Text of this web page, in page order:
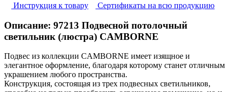
Инструкция к товару
Сертификаты на всю продукцию
Описание: 97213 Подвесной потолочный
светильник (люстра) CAMBORNE
Подвес из коллекции CAMBORNE имеет изящное и
элегантное оформление, благодаря которому станет отличным
украшением любого пространства.
Конструкция, состоящая из трех подвесных светильников,